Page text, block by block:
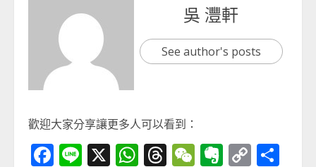
吳 灃軒
See author's posts
歡迎大家分享讓更多人可以看到：
Facebook
Line
X WhatsApp
Threads
WeChat
Evernote
Copy